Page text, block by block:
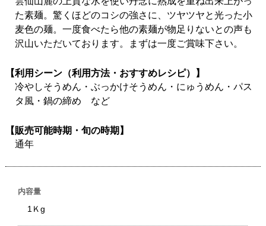
た素麺。驚くほどのコシの強さに、ツヤツヤと光った小
麦色の麺。一度食べたら他の素麺が物足りないとの声も
沢山いただいております。まずは一度ご賞味下さい。
【利用シーン（利用方法・おすすめレシピ）】
冷やしそうめん・ぶっかけそうめん・にゅうめん・パス
タ風・鍋の締め など
【販売可能時期・旬の時期】
通年
内容量
1Ｋg